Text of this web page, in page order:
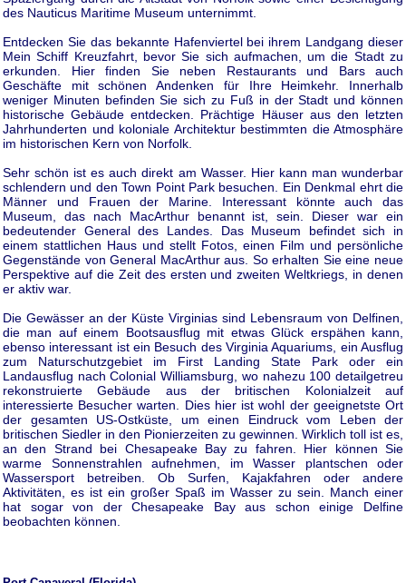
des Nauticus Maritime Museum unternimmt.
Entdecken Sie das bekannte Hafenviertel bei ihrem Landgang dieser
Mein Schiff Kreuzfahrt, bevor Sie sich aufmachen, um die Stadt zu
erkunden. Hier finden Sie neben Restaurants und Bars auch
Geschäfte mit schönen Andenken für Ihre Heimkehr. Innerhalb
weniger Minuten befinden Sie sich zu Fuß in der Stadt und können
historische Gebäude entdecken. Prächtige Häuser aus den letzten
Jahrhunderten und koloniale Architektur bestimmten die Atmosphäre
im historischen Kern von Norfolk.
Sehr schön ist es auch direkt am Wasser. Hier kann man wunderbar
schlendern und den Town Point Park besuchen. Ein Denkmal ehrt die
Männer und Frauen der Marine. Interessant könnte auch das
Museum, das nach MacArthur benannt ist, sein. Dieser war ein
bedeutender General des Landes. Das Museum befindet sich in
einem stattlichen Haus und stellt Fotos, einen Film und persönliche
Gegenstände von General MacArthur aus. So erhalten Sie eine neue
Perspektive auf die Zeit des ersten und zweiten Weltkriegs, in denen
er aktiv war.
Die Gewässer an der Küste Virginias sind Lebensraum von Delfinen,
die man auf einem Bootsausflug mit etwas Glück erspähen kann,
ebenso interessant ist ein Besuch des Virginia Aquariums, ein Ausflug
zum Naturschutzgebiet im First Landing State Park oder ein
Landausflug nach Colonial Williamsburg, wo nahezu 100 detailgetreu
rekonstruierte Gebäude aus der britischen Kolonialzeit auf
interessierte Besucher warten. Dies hier ist wohl der geeignetste Ort
der gesamten US-Ostküste, um einen Eindruck vom Leben der
britischen Siedler in den Pionierzeiten zu gewinnen. Wirklich toll ist es,
an den Strand bei Chesapeake Bay zu fahren. Hier können Sie
warme Sonnenstrahlen aufnehmen, im Wasser plantschen oder
Wassersport betreiben. Ob Surfen, Kajakfahren oder andere
Aktivitäten, es ist ein großer Spaß im Wasser zu sein. Manch einer
hat sogar von der Chesapeake Bay aus schon einige Delfine
beobachten können.